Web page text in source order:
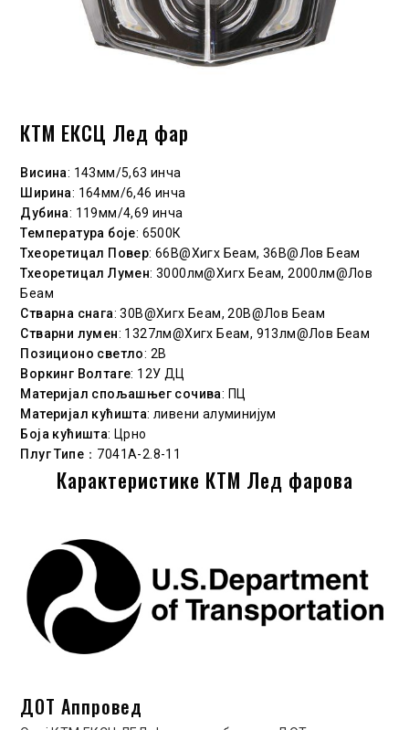
КТМ ЕКСЦ Лед фар
Висина: 143мм/5,63 инча
Ширина: 164мм/6,46 инча
Дубина: 119мм/4,69 инча
Температура боје: 6500К
Тхеоретицал Повер: 66В@Хигх Беам, 36В@Лов Беам
Тхеоретицал Лумен: 3000лм@Хигх Беам, 2000лм@Лов
Беам
Стварна снага: 30В@Хигх Беам, 20В@Лов Беам
Стварни лумен: 1327лм@Хигх Беам, 913лм@Лов Беам
Позиционо светло: 2В
Воркинг Волтаге: 12У ДЦ
Материјал спољашњег сочива: ПЦ
Материјал кућишта: ливени алуминијум
Боја кућишта: Црно
Плуг Типе ：7041А-2.8-11
Карактеристике КТМ Лед фарова
ДОТ Аппровед